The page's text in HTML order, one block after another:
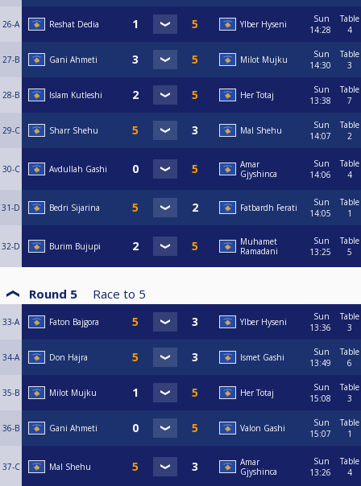
26-A Reshat Dedia Ylber Hyseni
Sun
14:28
Table
4
27-B Gani Ahmeti Milot Mujku
Sun
14:30
Table
3
28-B Islam Kutleshi Her Totaj
Sun
13:38
Table
7
29-C Sharr Shehu Mal Shehu
Sun
14:07
Table
2
30-C Avdullah Gashi
Amar
Gjyshinca
Sun
14:06
Table
4
31-D Bedri Sijarina Fatbardh Ferati
Sun
14:05
Table
1
32-D Burim Bujupi
Muhamet
Ramadani
Sun
13:25
Table
5
Round 5 Race to 5
33-A Faton Bajgora Ylber Hyseni
Sun
13:36
Table
3
34-A Don Hajra Ismet Gashi
Sun
13:49
Table
6
35-B Milot Mujku Her Totaj
Sun
15:08
Table
3
36-B Gani Ahmeti Valon Gashi
Sun
15:07
Table
1
37-C Mal Shehu
Amar
Gjyshinca
Sun
13:26
Table
4